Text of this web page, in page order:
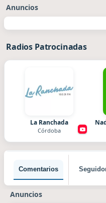
Anuncios
Radios Patrocinadas
La Ranchada
Córdoba
Comentarios
Anuncios